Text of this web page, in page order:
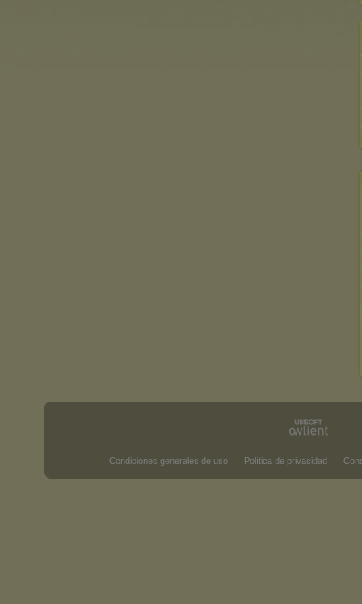
Condiciones generales de uso Política de privacidad